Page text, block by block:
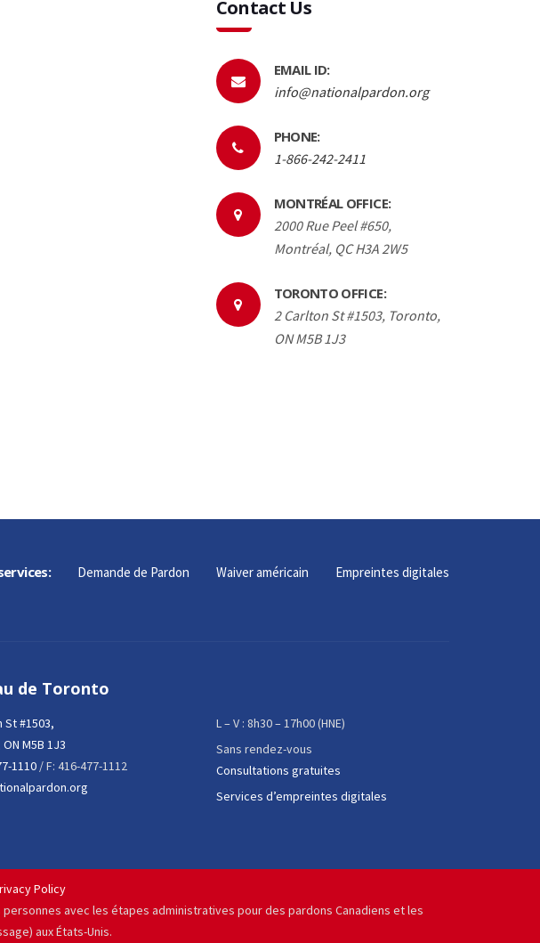
Contact Us
EMAIL ID:
info@nationalpardon.org
PHONE:
1-866-242-2411
MONTRÉAL OFFICE:
2000 Rue Peel #650,
Montréal, QC H3A 2W5
TORONTO OFFICE:
2 Carlton St #1503, Toronto,
ON M5B 1J3
Demande de Pardon Waiver américain Empreintes digitales
de Toronto
St #1503,
M5B 1J3
1110 / F: 416-477-1112
L – V : 8h30 – 17h00 (HNE)
Sans rendez-vous
Consultations gratuites
Services d’empreintes digitales
Policy
avec les étapes administratives pour des pardons Canadiens et les
aux États-Unis.